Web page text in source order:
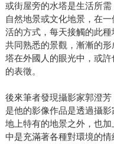
或街屋旁的水塔是生活所
自然地景或文化地景，在
活的方式，每天接觸的此
共同熟悉的景觀，漸漸的
塔在外國人的眼光中，或
的表徵。
後來筆者發現攝影家郭澄
是他的影像作品是透過攝
地上特有的地景之外，也
中是充滿著各種對環境的